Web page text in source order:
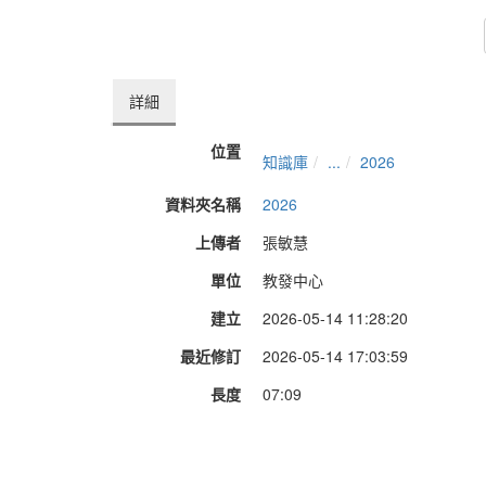
詳細
位置 知識庫 ...
2026
資料夾名稱
2026
上傳者
張敏慧
單位
教發中心
建立
2026-05-14 11:28:20
最近修訂
2026-05-14 17:03:59
長度
07:09